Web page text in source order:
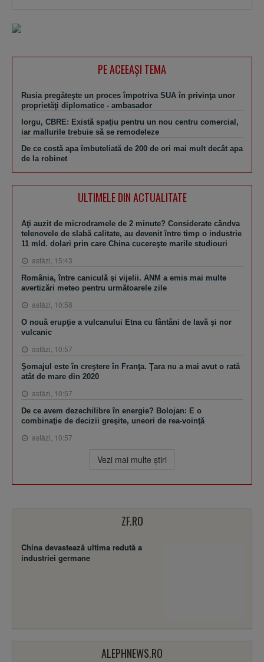
PE ACEEAŞI TEMA
Rusia pregăteşte un proces împotriva SUA în privinţa unor
proprietăţi diplomatice - ambasador
Iorgu, CBRE: Există spaţiu pentru un nou centru comercial,
iar mallurile trebuie să se remodeleze
De ce costă apa îmbuteliată de 200 de ori mai mult decât apa
de la robinet
ULTIMELE DIN ACTUALITATE
Aţi auzit de microdramele de 2 minute? Considerate cândva
telenovele de slabă calitate, au devenit între timp o industrie
11 mld. dolari prin care China cucereşte marile studiouri
astăzi, 15:43
România, între caniculă şi vijelii. ANM a emis mai multe
avertizări meteo pentru următoarele zile
astăzi, 10:58
O nouă erupţie a vulcanului Etna cu fântâni de lavă şi nor
vulcanic
astăzi, 10:57
Şomajul este în creştere în Franţa. Ţara nu a mai avut o rată
atât de mare din 2020
astăzi, 10:57
De ce avem dezechilibre în energie? Bolojan: E o
combinaţie de decizii greşite, uneori de rea-voinţă
astăzi, 10:57
Vezi mai multe ştiri
ZF.RO
China devastează ultima redută a
industriei germane
ALEPHNEWS.RO